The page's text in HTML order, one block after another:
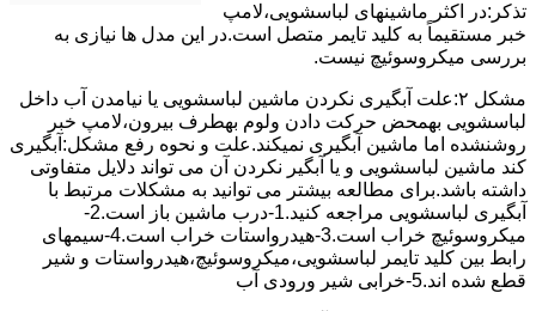
ﺗﺬﮐﺮ:در اﮐﺜﺮ ماشینهای لباسشویی،ﻻﻣﭗ
ﺧﺒﺮ مستقیماً ﺑﻪ ﮐﻠﯿﺪ ﺗﺎﯾﻤﺮ ﻣﺘﺼﻞ اﺳﺖ.در اﯾﻦ مدل ها ﻧﯿﺎزی ﺑﻪ
بررسی ﻣﯿﮑﺮوﺳﻮﺋﯿﭻ نیست.
مشکل ۲:علت آبگیری نکردن ماشین لباسشویی یا نیامدن آب داخل
لباسشویی بهمحض ﺣﺮﮐﺖ دادن وﻟﻮم بهطرف ﺑﯿﺮون،ﻻﻣﭗ ﺧﺒﺮ
روشنشده اﻣﺎ ﻣﺎﺷﯿﻦ آﺑﮕﯿﺮی نمیکند.ﻋﻠﺖ و نحوه رﻓﻊ مشکل:آبگیری
کند ماشین لباسشویی و یا آبگیر نکردن آن می تواند دلایل متفاوتی
داشته باشد.برای مطالعه بیشتر می توانید به مشکلات مرتبط با
آبگیری لباسشویی مراجعه کنید.1-درب ﻣﺎﺷﯿﻦ ﺑﺎز اﺳﺖ.2-
ﻣﯿﮑﺮوﺳﻮﺋﯿﭻ ﺧﺮاب اﺳﺖ.3-ﻫﯿﺪرواﺳﺘﺎت ﺧﺮاب اﺳﺖ.4-سیمهای
راﺑﻂ ﺑﯿﻦ ﮐﻠﯿﺪ ﺗﺎﯾﻤﺮ لباسشویی،ﻣﯿﮑﺮوﺳﻮﺋﯿﭻ،ﻫﯿﺪرواﺳﺘﺎت و ﺷﯿﺮ
ﻗﻄﻊ ﺷﺪه اند.5-خرابی شیر ورودی آب